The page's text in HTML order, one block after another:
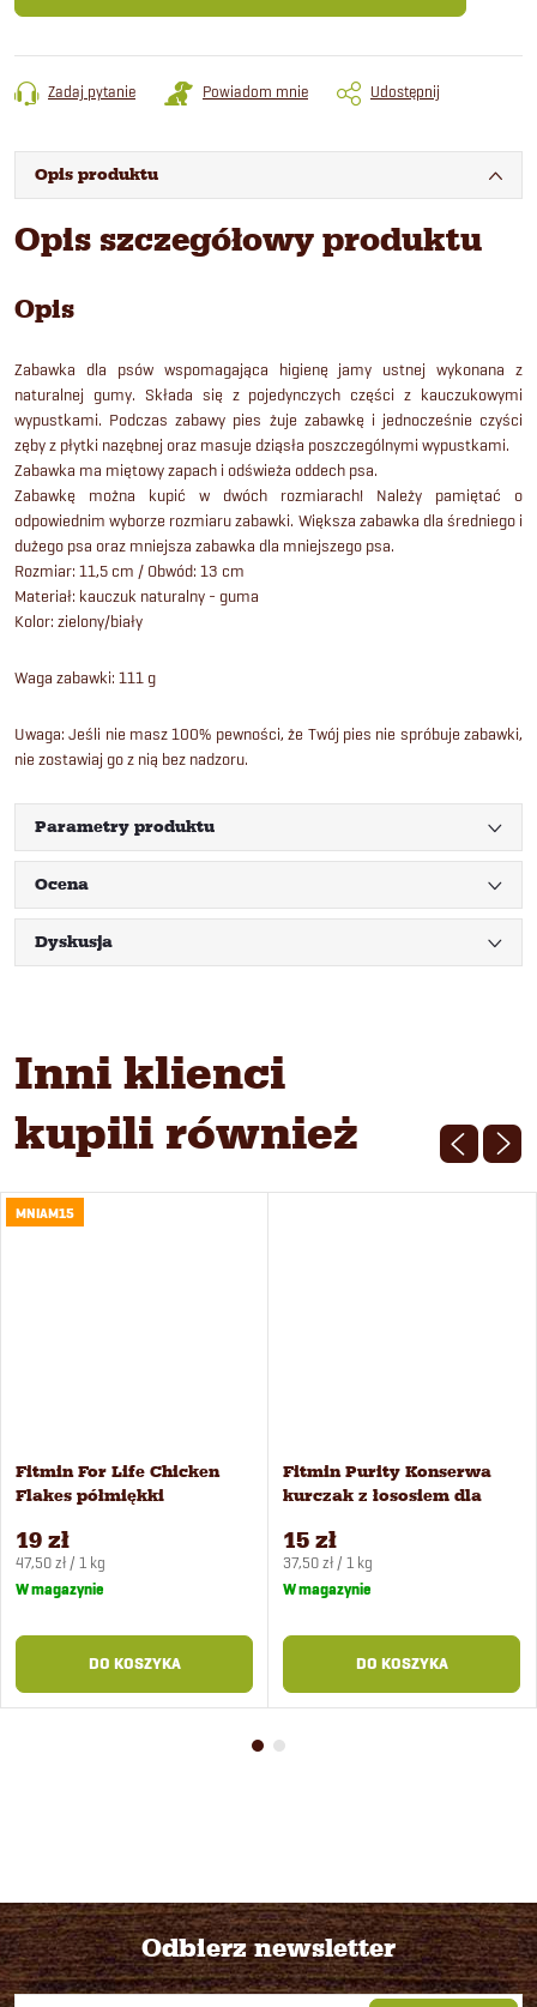
Zadaj pytanie Powiadom mnie Udostępnij
Opis produktu
Opis szczegółowy produktu
Opis
Zabawka dla psów wspomagająca higienę jamy ustnej wykonana z
naturalnej gumy. Składa się z pojedynczych części z kauczukowymi
wypustkami. Podczas zabawy pies żuje zabawkę i jednocześnie czyści
zęby z płytki nazębnej oraz masuje dziąsła poszczególnymi wypustkami.
Zabawka ma miętowy zapach i odświeża oddech psa.
Zabawkę można kupić w dwóch rozmiarach! Należy pamiętać o
odpowiednim wyborze rozmiaru zabawki. Większa zabawka dla średniego i
dużego psa oraz mniejsza zabawka dla mniejszego psa.
Rozmiar: 11,5 cm / Obwód: 13 cm
Materiał: kauczuk naturalny - guma
Kolor: zielony/biały
Waga zabawki: 111 g
Uwaga: Jeśli nie masz 100% pewności, że Twój pies nie spróbuje zabawki,
nie zostawiaj go z nią bez nadzoru.
Parametry produktu
Ocena
Dyskusja
Inni klienci
kupili również
MNIAM15
Fitmin For Life Chicken
Flakes półmiękki
19 zł
Cena
jednostkowa:
47,50 zł / 1 kg
W magazynie
DO KOSZYKA
Fitmin Purity Konserwa
kurczak z łososiem dla
15 zł
Cena
jednostkowa:
37,50 zł / 1 kg
W magazynie
DO KOSZYKA
Odbierz newsletter